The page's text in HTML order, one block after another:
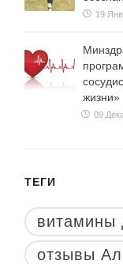
19
жизни»
09
ТЕГИ
витамины
отзывы